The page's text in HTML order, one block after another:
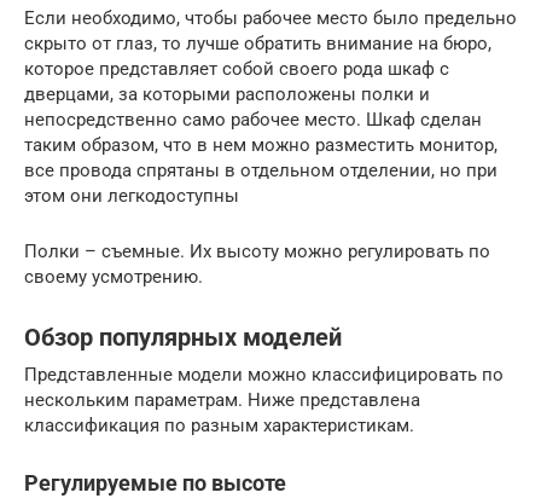
Если необходимо, чтобы рабочее место было предельно
скрыто от глаз, то лучше обратить внимание на бюро,
которое представляет собой своего рода шкаф с
дверцами, за которыми расположены полки и
непосредственно само рабочее место. Шкаф сделан
таким образом, что в нем можно разместить монитор,
все провода спрятаны в отдельном отделении, но при
этом они легкодоступны
Полки – съемные. Их высоту можно регулировать по
своему усмотрению.
Обзор популярных моделей
Представленные модели можно классифицировать по
нескольким параметрам. Ниже представлена
классификация по разным характеристикам.
Регулируемые по высоте